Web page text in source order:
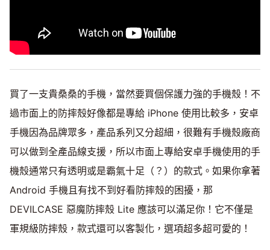
買了一支貴桑桑的手機，當然要買個保護力強的手機殼！不
過市面上的防摔殼好像都是專給 iPhone 使用比較多，安卓
手機因為品牌眾多，產品系列又分超細，很難有手機殼廠商
可以做到全產品線支援，所以市面上專給安卓手機使用的手
機殼通常只有透明或是霸氣十足（？）的款式。如果你拿著
Android 手機且有找不到好看防摔殼的困擾，那
DEVILCASE 惡魔防摔殼 Lite 應該可以滿足你！它不僅是
軍規級防摔殼，款式還可以客製化，選項超多超可愛的！